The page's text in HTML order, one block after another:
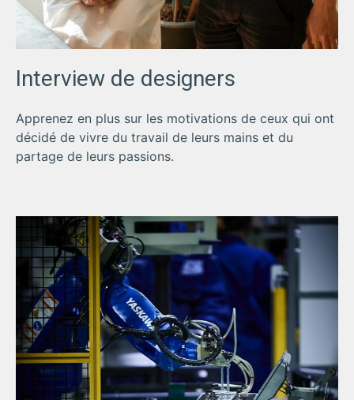
Interview de designers
Apprenez en plus sur les motivations de ceux qui ont
décidé de vivre du travail de leurs mains et du
partage de leurs passions.